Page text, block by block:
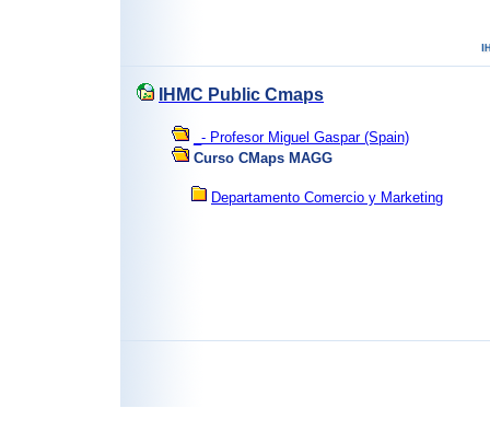
IHMC Public Cmaps
_- Profesor Miguel Gaspar (Spain)
Curso CMaps MAGG
Departamento Comercio y Marketing